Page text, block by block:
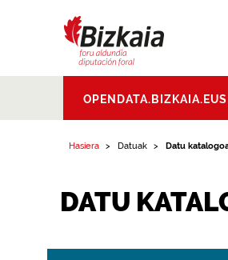
Aldundia.Diputacion
Foral de Bizkaia
OPENDATA.BIZKAIA.EUS
Hasiera Datuak Datu
DATU